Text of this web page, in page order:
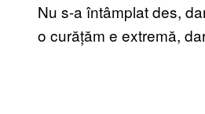
Nu s-a întâmplat des,
o curățăm e extremă,